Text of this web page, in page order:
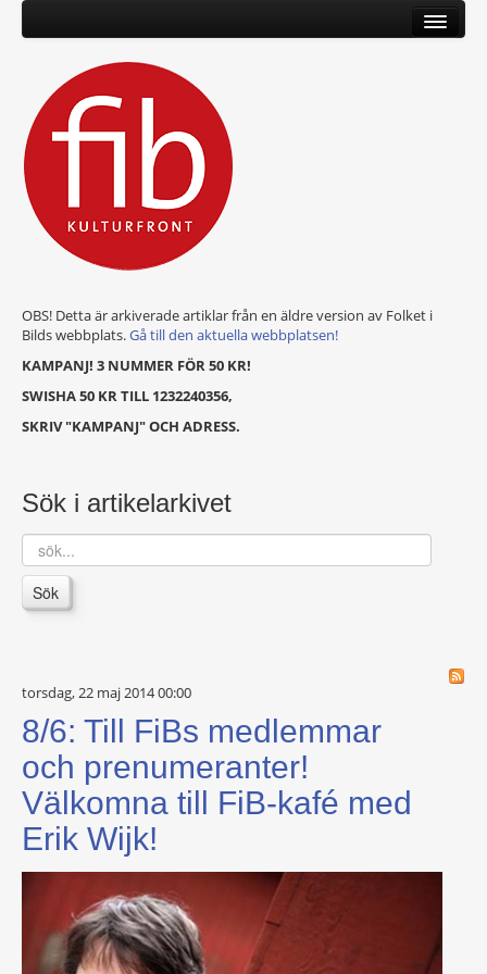
OBS! Detta är arkiverade artiklar från en äldre version av Folket i
Bilds webbplats.Gå till den aktuella webbplatsen!
KAMPANJ! 3 NUMMER FÖR 50 KR!
SWISHA 50 KR TILL 1232240356,
SKRIV "KAMPANJ" OCH ADRESS.
Sök i artikelarkivet
sök...
Sök
torsdag, 22 maj 2014 00:00
8/6: Till FiBs medlemmar
och prenumeranter!
Välkomna till FiB-kafé med
Erik Wijk!